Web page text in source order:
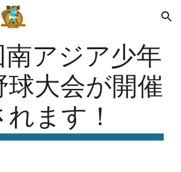
Skip to navigation
南アジア少年
球大会が開催
れます！